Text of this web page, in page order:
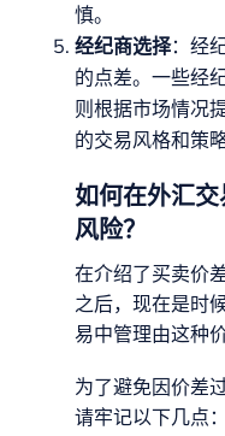
慎。
经纪商选择：经
的点差。一些经
则根据市场情况
的交易风格和策
如何在外汇
风险？
在介绍了买卖价
之后，现在是时
易中管理由这种
为了避免因价差
请牢记以下几点：